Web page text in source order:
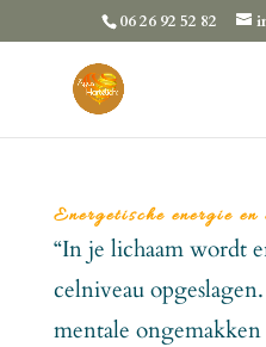
06 26 92 52 82
Energetische energie en
“In je lichaam wordt
celniveau
mentale